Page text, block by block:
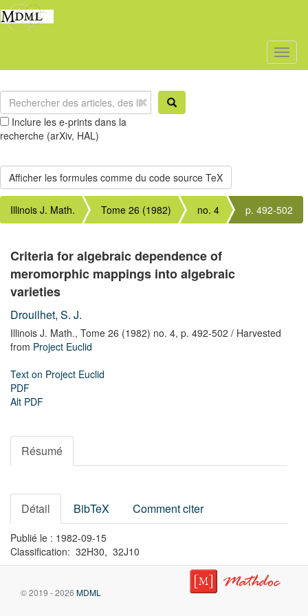
Inclure les e-prints dans la
recherche (arXiv, HAL)
Illinois J. Math. Tome 26 (1982) no. 4 p. 492-502
Criteria for algebraic dependence of
meromorphic mappings into algebraic
varieties
Drouilhet, S. J.
Illinois J. Math., Tome 26 (1982) no. 4, p. 492-502 / Harvested
from Project Euclid
Text on Project Euclid
PDF
Alt PDF
Résumé
Détail BibTeX Comment citer
Publié le : 1982-09-15
Classification: 32H30, 32J10
© 2019 - 2026 MDML